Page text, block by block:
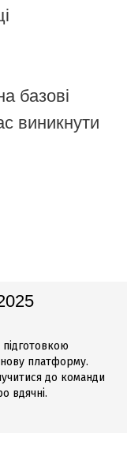
базові
виникнути
платформу.
до команди
вдячні.